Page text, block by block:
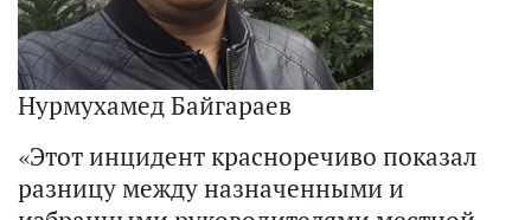
Нурмухамед Байгараев
«Этот инцидент красноречиво показал
разницу между назначенными и